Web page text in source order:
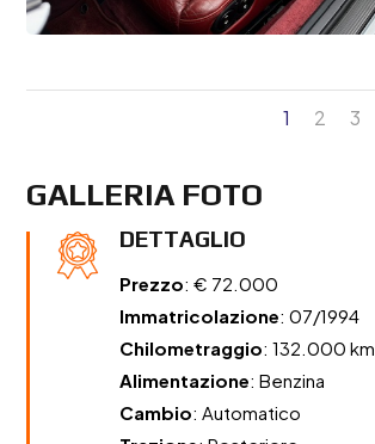
1 2 3
GALLERIA FOTO
DETTAGLIO
Prezzo: € 72.000
Immatricolazione: 07/1994
Chilometraggio: 132.000 km
Alimentazione: Benzina
Cambio: Automatico